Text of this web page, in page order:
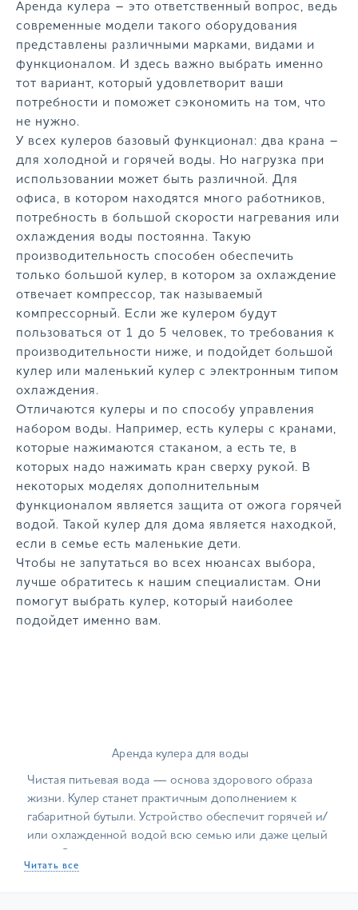
Аренда кулера – это ответственный вопрос, ведь
современные модели такого оборудования
представлены различными марками, видами и
функционалом. И здесь важно выбрать именно
тот вариант, который удовлетворит ваши
потребности и поможет сэкономить на том, что
не нужно.
У всех кулеров базовый функционал: два крана –
для холодной и горячей воды. Но нагрузка при
использовании может быть различной. Для
офиса, в котором находятся много работников,
потребность в большой скорости нагревания или
охлаждения воды постоянна. Такую
производительность способен обеспечить
только большой кулер, в котором за охлаждение
отвечает компрессор, так называемый
компрессорный. Если же кулером будут
пользоваться от 1 до 5 человек, то требования к
производительности ниже, и подойдет большой
кулер или маленький кулер с электронным типом
охлаждения.
Отличаются кулеры и по способу управления
набором воды. Например, есть кулеры с кранами,
которые нажимаются стаканом, а есть те, в
которых надо нажимать кран сверху рукой. В
некоторых моделях дополнительным
функционалом является защита от ожога горячей
водой. Такой кулер для дома является находкой,
если в семье есть маленькие дети.
Чтобы не запутаться во всех нюансах выбора,
лучше обратитесь к нашим специалистам. Они
помогут выбрать кулер, который наиболее
подойдет именно вам.
Аренда кулера для воды
Чистая питьевая вода — основа здорового образа
жизни. Кулер станет практичным дополнением к
габаритной бутыли. Устройство обеспечит горячей и/
или охлажденной водой всю семью или даже целый
оборудование, которое не обязательно покупать —
Читать все